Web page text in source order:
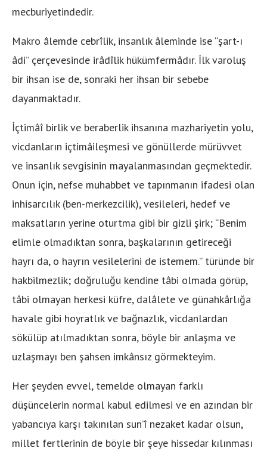
mecburiyetindedir.
Makro âlemde cebrîlik, insanlık âleminde ise “şart-ı
âdi” çerçevesinde irâdîlik hükümfermâdır. İlk varoluş
bir ihsan ise de, sonraki her ihsan bir sebebe
dayanmaktadır.
İçtimâî birlik ve beraberlik ihsanına mazhariyetin yolu,
vicdanların içtimâileşmesi ve gönüllerde mürüvvet
ve insanlık sevgisinin mayalanmasından geçmektedir.
Onun için, nefse muhabbet ve tapınmanın ifadesi olan
inhisarcılık (ben-merkezcilik), vesileleri, hedef ve
maksatların yerine oturtma gibi bir gizli şirk; “Benim
elimle olmadıktan sonra, başkalarının getireceği
hayrı da, o hayrın vesilelerini de istemem.” türünde bir
hakbilmezlik; doğruluğu kendine tâbi olmada görüp,
tâbi olmayan herkesi küfre, dalâlete ve günahkârlığa
havale gibi hoyratlık ve bağnazlık, vicdanlardan
sökülüp atılmadıktan sonra, böyle bir anlaşma ve
uzlaşmayı ben şahsen imkânsız görmekteyim.
Her şeyden evvel, temelde olmayan farklı
düşüncelerin normal kabul edilmesi ve en azından bir
yabancıya karşı takınılan sun’î nezaket kadar olsun,
millet fertlerinin de böyle bir şeye hissedar kılınması